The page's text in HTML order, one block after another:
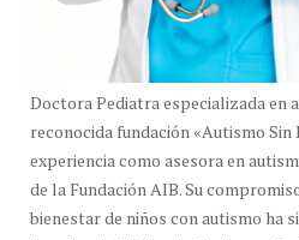
Doctora Pediatra especializada en
reconocida fundación «Autismo
experiencia como asesora en
de la Fundación AIB. Su
bienestar de niños con autismo ha